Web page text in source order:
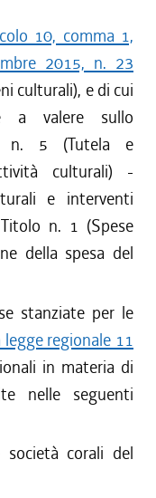
10, comma 1,
2015, n. 23
culturali), e di cui
a valere sullo
n. 5 (Tutela e
culturali) -
e interventi
n. 1 (Spese
della spesa del
stanziate per le
regionale 11
in materia di
nelle seguenti
corali del